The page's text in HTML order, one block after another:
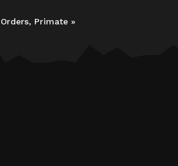
Primate »